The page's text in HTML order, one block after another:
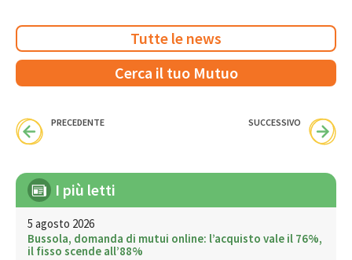
Tutte le news
Cerca il tuo Mutuo
PRECEDENTE SUCCESSIVO
I più letti
5 agosto 2026
Bussola, domanda di mutui online: l’acquisto vale il 76%,
il fisso scende all’88%